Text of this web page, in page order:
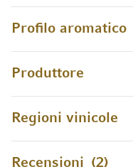
Profilo aromatico
Produttore
Regioni vinicole
Recensioni 2